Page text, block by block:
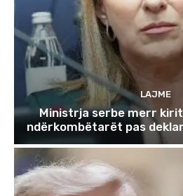
LAJME
Ministrja serbe merr
ndërkombëtarët pas